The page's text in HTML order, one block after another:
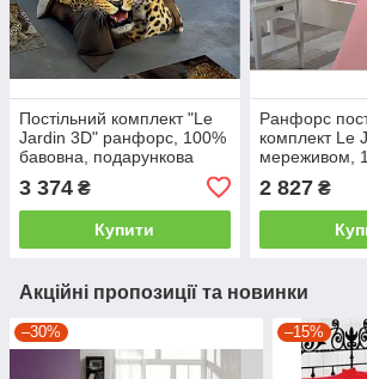
Постільний комплект "Le
Jardin 3D" ранфорс, 100%
бавовна, подарункова
євро
3 374 ₴
Купити
Ранфорс
комплект Le
мереживом,
євро, 3
2 827₴
Акційні пропозиції та новинки
–30% –15%